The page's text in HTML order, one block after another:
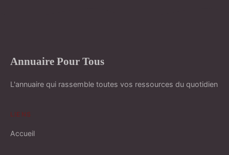
Annuaire Pour Tous
L'annuaire qui rassemble toutes vos ressources du quotidien
LIENS
Accueil